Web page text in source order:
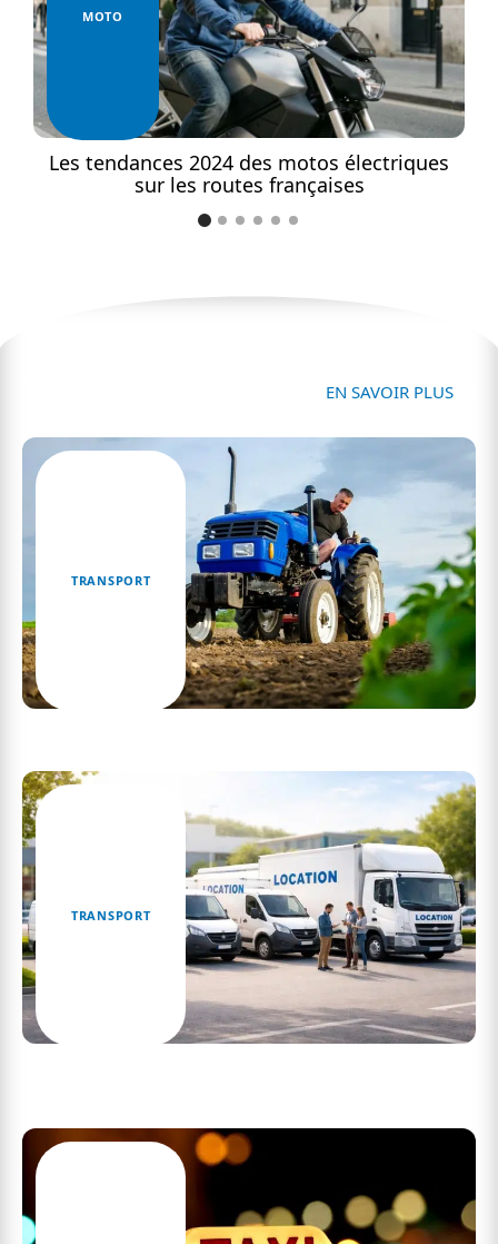
MOTO
Les tendances 2024 des motos électriques
sur les routes françaises
EN SAVOIR PLUS
TRANSPORT
TRANSPORT